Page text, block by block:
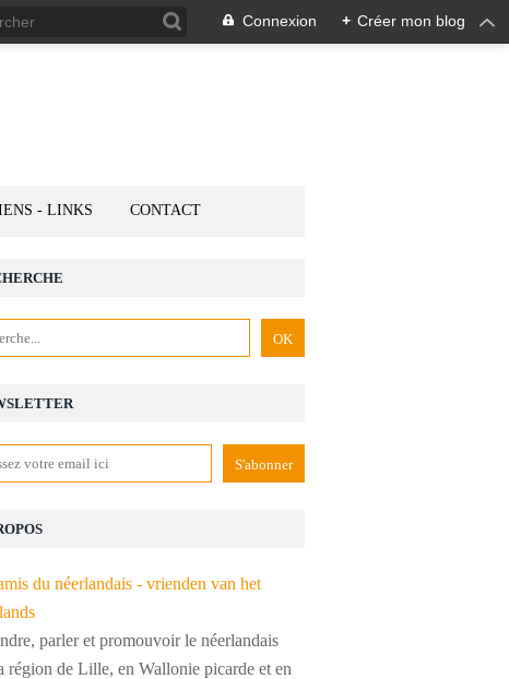
Connexion + Créer mon blog
- LINKS CONTACT
parler et promouvoir le néerlandais
région de Lille, en Wallonie picarde et en